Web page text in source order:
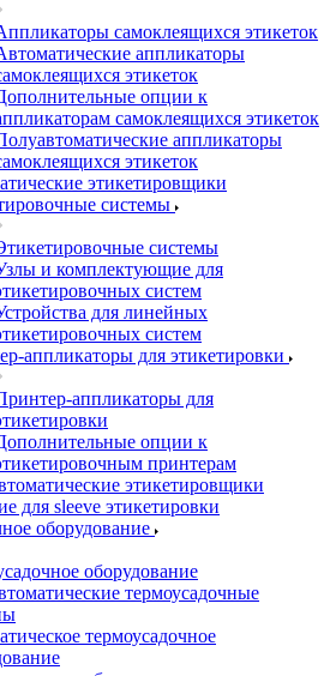
самоклеящихся этикеток
аппликаторы
этикеток
опции к
самоклеящихся этикеток
аппликаторы
этикеток
этикетировщики
системы
системы
и комплектующие для
систем
для линейных
систем
аппликаторы для этикетировки
аппликаторы для
опции к
принтерам
этикетировщики
для sleeve этикетировки
оборудование
оборудование
термоусадочные
термоусадочное